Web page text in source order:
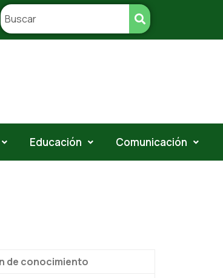
Educación Comunicación
de conocimiento